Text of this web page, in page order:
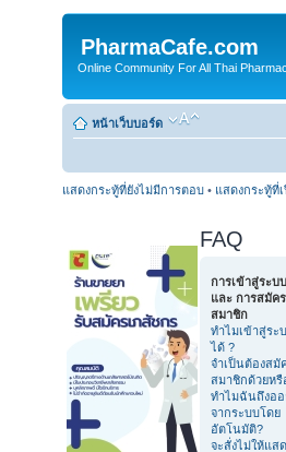
PharmaCafe.com
Online Community For All Thai
หน้าเว็บบอร์ด
แสดงกระทู้ที่ยังไม่มีการตอบ • แสดงกระทู้ที่
FAQ
การเข้าสู่ระบบ
และ การสมัคร
สมาชิก
ทำไมเข้าสู่ระ
ได้ ?
จำเป็นต้องสมั
สมาชิกด้วยหรื
ทำไมฉันถึงออ
จากระบบโดย
อัตโนมัติ?
จะสั่งไม่ให้แส